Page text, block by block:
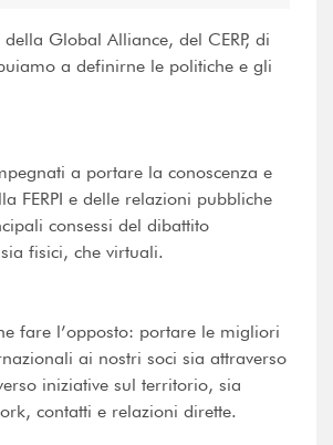
Global Alliance, del CERP, di
a definirne le politiche e gli
a portare la conoscenza e
FERPI e delle relazioni pubbliche
consessi del dibattito
fisici, che virtuali.
fare l’opposto: portare le migliori
ai nostri soci sia attraverso
iniziative sul territorio, sia
contatti e relazioni dirette.